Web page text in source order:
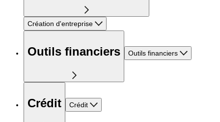
Création d'entreprise
Outils financiers Outils financiers
Crédit Crédit